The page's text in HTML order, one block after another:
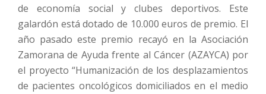
de economía social y clubes deportivos. Este
galardón está dotado de 10.000 euros de premio. El
año pasado este premio recayó en la Asociación
Zamorana de Ayuda frente al Cáncer (AZAYCA) por
el proyecto “Humanización de los desplazamientos
de pacientes oncológicos domiciliados en el medio